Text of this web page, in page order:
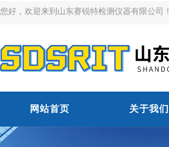
您好，欢迎来到山东赛锐特检测仪器有限公司！
网站首页 关于我们